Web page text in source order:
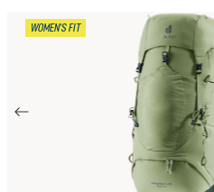
WOMEN'S FIT
Bildergalerie überspringen